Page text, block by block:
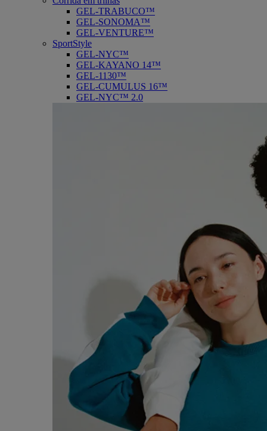
GEL-TRABUCO™
GEL-SONOMA™
GEL-VENTURE™
SportStyle
GEL-NYC™
GEL-KAYANO 14™
GEL-1130™
GEL-CUMULUS 16™
GEL-NYC™ 2.0